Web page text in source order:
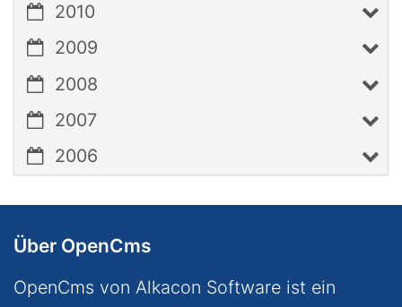
2010
2009
2008
2007
2006
Über OpenCms
OpenCms von Alkacon Software ist ein